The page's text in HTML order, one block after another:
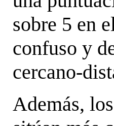
sobre 5 en
confuso y
cercano-
Además,